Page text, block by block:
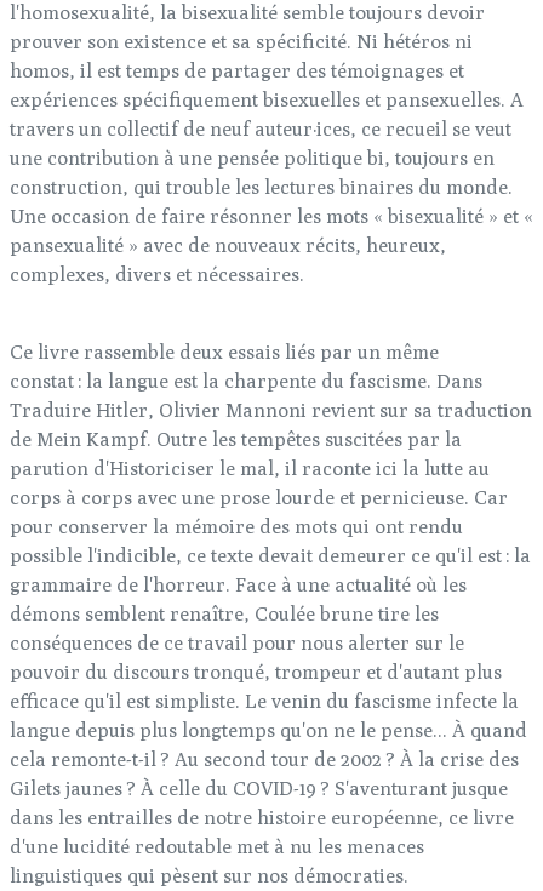
l'homosexualité, la bisexualité semble toujours devoir
prouver son existence et sa spécificité. Ni hétéros ni
homos, il est temps de partager des témoignages et
expériences spécifiquement bisexuelles et pansexuelles. A
travers un collectif de neuf auteur·ices, ce recueil se veut
une contribution à une pensée politique bi, toujours en
construction, qui trouble les lectures binaires du monde.
Une occasion de faire résonner les mots « bisexualité » et «
pansexualité » avec de nouveaux récits, heureux,
complexes, divers et nécessaires.
Ce livre rassemble deux essais liés par un même
constat : la langue est la charpente du fascisme. Dans
Traduire Hitler, Olivier Mannoni revient sur sa traduction
de Mein Kampf. Outre les tempêtes suscitées par la
parution d'Historiciser le mal, il raconte ici la lutte au
corps à corps avec une prose lourde et pernicieuse. Car
pour conserver la mémoire des mots qui ont rendu
possible l'indicible, ce texte devait demeurer ce qu'il est : la
grammaire de l'horreur. Face à une actualité où les
démons semblent renaître, Coulée brune tire les
conséquences de ce travail pour nous alerter sur le
pouvoir du discours tronqué, trompeur et d'autant plus
efficace qu'il est simpliste. Le venin du fascisme infecte la
langue depuis plus longtemps qu'on ne le pense... À quand
cela remonte-t-il ? Au second tour de 2002 ? À la crise des
Gilets jaunes ? À celle du COVID-19 ? S'aventurant jusque
dans les entrailles de notre histoire européenne, ce livre
d'une lucidité redoutable met à nu les menaces
linguistiques qui pèsent sur nos démocraties.